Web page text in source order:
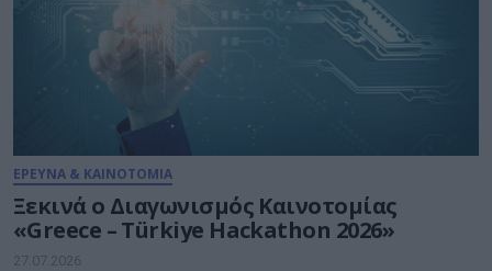
ΕΡΕΥΝΑ & ΚΑΙΝΟΤΟΜΙΑ
Ξεκινά ο Διαγωνισμός Καινοτομίας
«Greece – Türkiye Hackathon 2026»
27.07.2026